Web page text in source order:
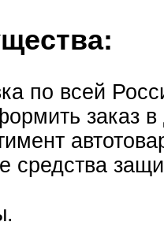
по всей
заказ в
средства